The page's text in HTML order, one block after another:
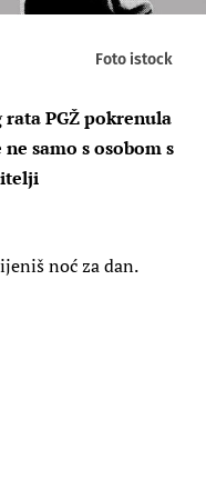
Foto istock
PGŽ pokrenula
samo s osobom s
noć za dan.